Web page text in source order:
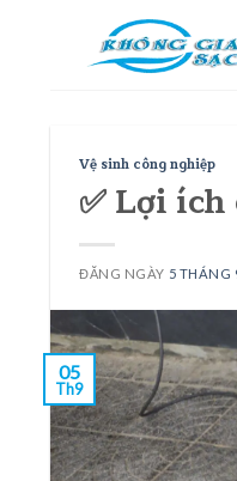
Vệ sinh công nghiệp
✅ Lợi
ĐĂNG NGÀY 5 THÁNG
05
Th9